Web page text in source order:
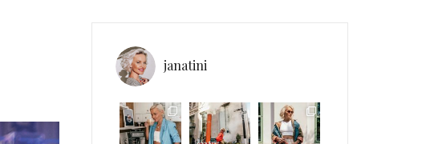
janatini